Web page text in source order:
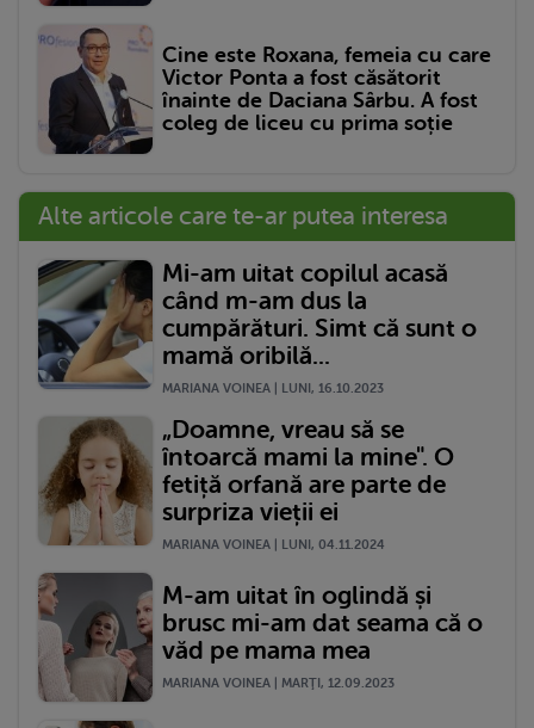
Cine este Roxana, femeia cu care
Victor Ponta a fost căsătorit
înainte de Daciana Sârbu. A fost
coleg de liceu cu prima soție
Alte articole care te-ar putea interesa
Mi-am uitat copilul acasă
când m-am dus la
cumpărături. Simt că sunt o
mamă oribilă...
MARIANA VOINEA | LUNI, 16.10.2023
„Doamne, vreau să se
întoarcă mami la mine". O
fetiță orfană are parte de
surpriza vieții ei
MARIANA VOINEA | LUNI, 04.11.2024
M-am uitat în oglindă și
brusc mi-am dat seama că o
văd pe mama mea
MARIANA VOINEA | MARŢI, 12.09.2023